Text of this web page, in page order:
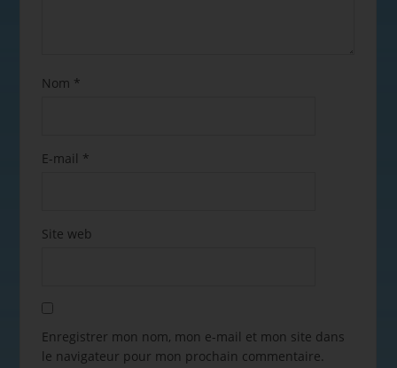
Nom *
E-mail *
Site web
Enregistrer mon nom, mon e-mail et mon site dans
le navigateur pour mon prochain commentaire.